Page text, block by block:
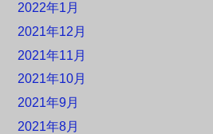
2022年1月
2021年12月
2021年11月
2021年10月
2021年9月
2021年8月